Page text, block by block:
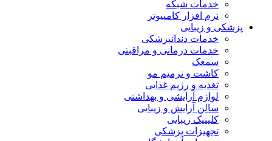
خدمات شبکه
نرم افزار کامپیوتر
پزشکی و زیبایی
خدمات دندانپزشکی
خدمات درمانی و مراقبتی
سمعک
کاشت و ترمیم مو
تغذیه و رژیم غذایی
لوازم آرایشی و بهداشتی
سالن آرایش و زیبایی
کلینیک زیبایی
تجهیزات پزشکی